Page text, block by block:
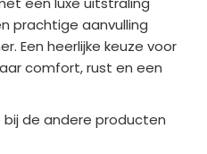
prachtige aanvulling
Een heerlijke keuze voor
comfort, rust en een
bij de andere producten